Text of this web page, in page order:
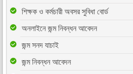
শিক্ষক ও কর্মচারী অবসর সুবিধা বোর্ড
অনলাইনে জন্ম নিবন্ধন আবেদন
জন্ম সনদ যাচাই
জন্ম নিবন্ধন আবেদন